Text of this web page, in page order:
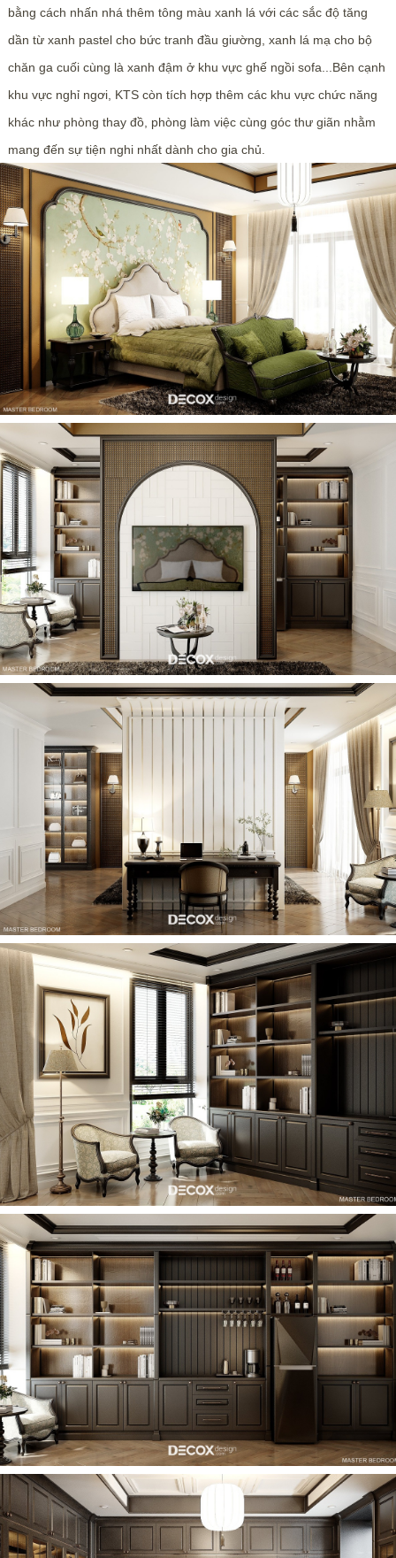
bằng cách nhấn nhá thêm tông màu xanh lá với các sắc độ tăng
dần từ xanh pastel cho bức tranh đầu giường, xanh lá mạ cho bộ
chăn ga cuối cùng là xanh đậm ở khu vực ghế ngồi sofa...Bên cạnh
khu vực nghỉ ngơi, KTS còn tích hợp thêm các khu vực chức năng
khác như phòng thay đồ, phòng làm việc cùng góc thư giãn nhằm
mang đến sự tiện nghi nhất dành cho gia chủ.